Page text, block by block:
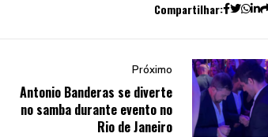
Compartilhar:
Próximo
Antonio Banderas se diverte
no samba durante evento no
Rio de Janeiro